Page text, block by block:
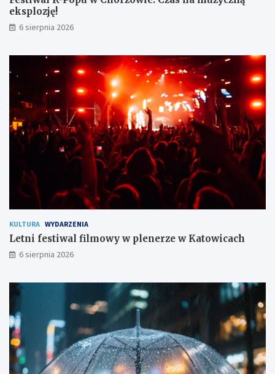
z
e
ń
o
m
e
s
z
l
o
z
eksplozję!
6 sierpnia 2026
KULTURA WYDARZENIA
Letni festiwal filmowy w plenerze w Katowicach
6 sierpnia 2026